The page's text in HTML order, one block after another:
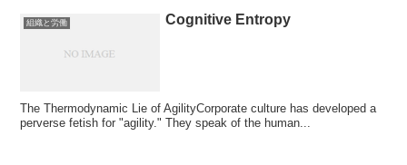
組織と労働 Cognitive Entropy
The Thermodynamic Lie of AgilityCorporate culture has developed a
perverse fetish for "agility." They speak of the human...